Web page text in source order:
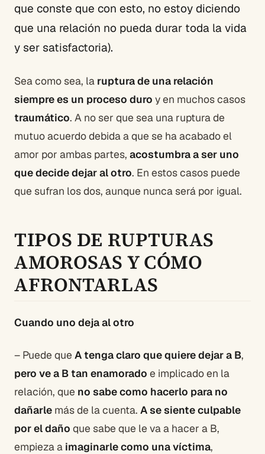
que conste que con esto, no estoy diciendo
que una relación no pueda durar toda la vida
y ser satisfactoria).
Sea como sea, la ruptura de una relación
siempre es un proceso duro y en muchos casos
traumático. A no ser que sea una ruptura de
mutuo acuerdo debida a que se ha acabado el
amor por ambas partes, acostumbra a ser uno
que decide dejar al otro. En estos casos puede
que sufran los dos, aunque nunca será por igual.
TIPOS DE RUPTURAS
AMOROSAS Y CÓMO
AFRONTARLAS
Cuando uno deja al otro
– Puede que A tenga claro que quiere dejar a B,
pero ve a B tan enamorado e implicado en la
relación, que no sabe como hacerlo para no
dañarle más de la cuenta. A se siente culpable
por el daño que sabe que le va a hacer a B,
empieza a imaginarle como una víctima,